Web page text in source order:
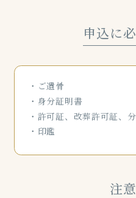
申込に
ご遺骨
身分証明書
許可証、改葬許可証、
印鑑
注